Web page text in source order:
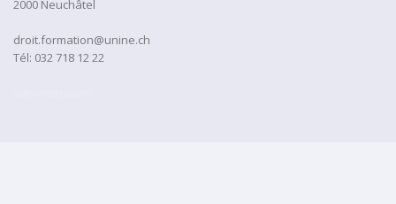
2000 Neuchâtel
droit.formation@unine.ch
Tél: 032 718 12 22